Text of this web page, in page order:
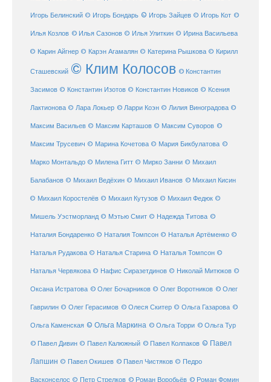
Игорь Белинский © Игорь Бондарь © Игорь Зайцев © Игорь Кот ©
Илья Козлов © Илья Сазонов © Илья Улиткин © Ирина Васильева
© Карин Айгнер © Карэн Агамалян © Катерина Рышкова © Кирилл
Сташевский © Клим Колосов © Константин
Засимов © Константин Изотов © Константин Новиков © Ксения
Лактионова © Лара Локьер © Ларри Коэн © Лилия Виноградова ©
Максим Васильев © Максим Карташов © Максим Суворов ©
Максим Трусевич © Марина Кочетова © Мария Бикбулатова ©
Марко Монтальдо © Милена Гитт © Мирко Занни © Михаил
Балабанов © Михаил Ведёхин © Михаил Иванов © Михаил Кисин
© Михаил Коростелёв © Михаил Кутузов © Михаил Федюк ©
Мишель Уэстморланд © Мэтью Смит © Надежда Титова ©
Наталия Бондаренко © Наталия Томпсон © Наталья Артёменко ©
Наталья Рудакова © Наталья Старина © Наталья Томпсон ©
Наталья Червякова © Нафис Сиразетдинов © Николай Митюков ©
Оксана Истратова © Олег Бочарников © Олег Воротников © Олег
Гаврилин © Олег Герасимов © Олеся Скитер © Ольга Газарова ©
Ольга Каменская © Ольга Маркина © Ольга Торри © Ольга Тур
© Павел Дивин © Павел Калюжный © Павел Колпаков © Павел
Лапшин © Павел Окишев © Павел Чистяков © Педро
Васконселос © Петр Стрелков © Роман Воробьёв © Роман Фомин